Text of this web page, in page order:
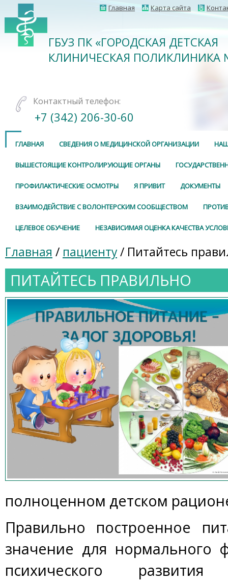
Главная Карта сайта
ГБУЗ ПК «ГОРОДСКАЯ ДЕТСКАЯ
КЛИНИЧЕСКАЯ ПОЛИКЛИНИКА
Контактный телефон:
+7 (342) 206-30-60
ГЛАВНАЯ СВЕДЕНИЯ О МЕДИЦИНСКОЙ ОРГАНИЗАЦИИ
ВЫШЕСТОЯЩИЕ КОНТРОЛИРУЮЩИЕ ОРГАНЫ
ПРОФИЛАКТИЧЕСКИЕ ОСМОТРЫ Я ПРИВИТ ДОКУМЕНТЫ
ВЗАИМОДЕЙСТВИЕ С ВОЛОНТЕРСКИМ СООБЩЕСТВОМ
ЦЕЛЕВОЕ ОБУЧЕНИЕ НЕЗАВИСИМАЯ ОЦЕНКА КАЧЕСТВА
Главная / пациенту/ Питайтесь
ПИТАЙТЕСЬ ПРАВИЛЬНО
полноценном детском
Правильно построенное
значение для нормального
психического